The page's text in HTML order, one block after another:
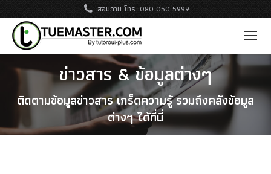
สอบถาม โทร. 080 050 5999
ข่าวสาร & ข้อมูลต่างๆ
ติดตามข้อมูลข่าวสาร เกร็ดความรู้ รวมถึงคลังข้อมูล
ต่างๆ ได้ที่นี่